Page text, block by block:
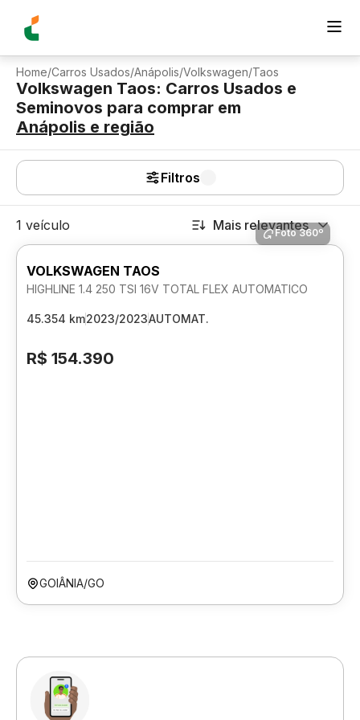
Home/Carros Usados/Anápolis/Volkswagen/Taos
Volkswagen Taos: Carros Usados e
Seminovos para comprar em
Anápolis e região
Filtros
1 veículo Mais relevantes
Foto 360º
VOLKSWAGEN TAOS
HIGHLINE 1.4 250 TSI 16V TOTAL FLEX AUTOMATICO
45.354 km2023/2023AUTOMAT.
R$ 154.390
GOIÂNIA/GO